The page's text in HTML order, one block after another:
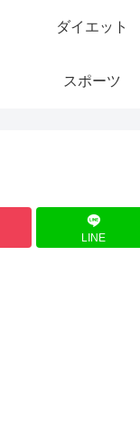
ダイエット
スポーツ
LINE